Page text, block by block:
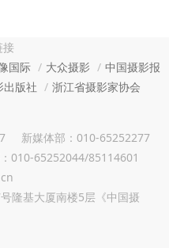
接
国际 大众摄影
中国摄影报
出版社 浙江省摄影家协会
新媒体部：010-65252277
010-65252044/85114601
隆基大厦南楼5层《中国摄